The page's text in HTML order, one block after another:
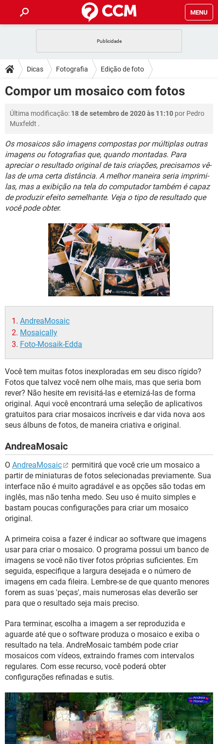
MENU
CELULAR FACEBOOK
OUTLOOK EXCEL
GUIA DE COMPRAS
DICAS
JOGOS
CELULAR FACEBOOK
OUTLOOK EXCEL
GUIA DE COMPRAS
DOWNLOADS
CELULAR
INSTAGRAM GMAIL
GUIA DE COMPRAS
FÓRUM
CELULAR FACEBOOK
OUTLOOK EXCEL
INSTAGRAM GMAIL
GUIA DE COMPRAS
JOGOS WHATSAPP
CELULAR FACEBOOK
OUTLOOK EXCEL
INSTAGRAM
Dicas Fotografia Edição de foto
Compor um mosaico com fotos
Última modificação: 18 de setembro de 2020 às 11:10 por Pedro
Muxfeldt .
Os mosaicos são imagens compostas por múltiplas outras
imagens ou fotografias que, quando montadas. Para
apreciar o resultado original de tais criações, precisamos vê-
las de uma certa distância. A melhor maneira seria imprimi-
las, mas a exibição na tela do computador também é capaz
de produzir efeito semelhante. Veja o tipo de resultado que
você pode obter.
AndreaMosaic
Mosaically
Foto-Mosaik-Edda
Você tem muitas fotos inexploradas em seu disco rígido?
Fotos que talvez você nem olhe mais, mas que seria bom
rever? Não hesite em revisitá-las e eternizá-las de forma
original. Aqui você encontrará uma seleção de aplicativos
gratuitos para criar mosaicos incríveis e dar vida nova aos
seus álbuns de fotos, de maneira criativa e original.
AndreaMosaic
O AndreaMosaic
permitirá que você crie um mosaico a
partir de miniaturas de fotos selecionadas previamente. Sua
interface não é muito agradável e as opções são todas em
inglês, mas não tenha medo. Seu uso é muito simples e
bastam poucas configurações para criar um mosaico
original.
A primeira coisa a fazer é indicar ao software que imagens
usar para criar o mosaico. O programa possui um banco de
imagens se você não tiver fotos próprias suficientes. Em
seguida, especifique a largura desejada e o número de
imagens em cada fileira. Lembre-se de que quanto menores
forem as suas 'peças', mais numerosas elas deverão ser
para que o resultado seja mais preciso.
Para terminar, escolha a imagem a ser reproduzida e
aguarde até que o software produza o mosaico e exiba o
resultado na tela. AndreMosaic também pode criar
mosaicos com vídeos, extraindo frames com intervalos
regulares. Com esse recurso, você poderá obter
configurações refinadas e sutis.